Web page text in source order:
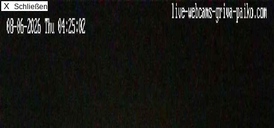
X Schließen